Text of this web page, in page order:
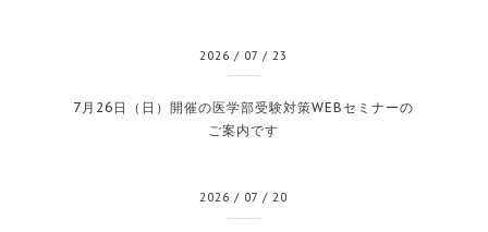
2026 / 07 /23
7月26日（日）開催の医学部受験対策WEBセミナーの
ご案内です
2026 / 07 /20